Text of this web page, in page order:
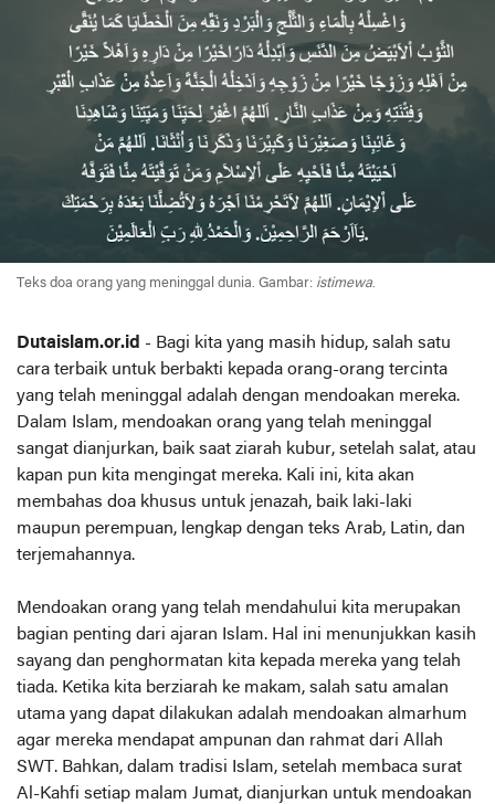
Teks doa orang yang meninggal dunia. Gambar: istimewa.
Dutaislam.or.id - Bagi kita yang masih hidup, salah satu
cara terbaik untuk berbakti kepada orang-orang tercinta
yang telah meninggal adalah dengan mendoakan mereka.
Dalam Islam, mendoakan orang yang telah meninggal
sangat dianjurkan, baik saat ziarah kubur, setelah salat, atau
kapan pun kita mengingat mereka. Kali ini, kita akan
membahas doa khusus untuk jenazah, baik laki-laki
maupun perempuan, lengkap dengan teks Arab, Latin, dan
terjemahannya.
Mendoakan orang yang telah mendahului kita merupakan
bagian penting dari ajaran Islam. Hal ini menunjukkan kasih
sayang dan penghormatan kita kepada mereka yang telah
tiada. Ketika kita berziarah ke makam, salah satu amalan
utama yang dapat dilakukan adalah mendoakan almarhum
agar mereka mendapat ampunan dan rahmat dari Allah
SWT. Bahkan, dalam tradisi Islam, setelah membaca surat
Al-Kahfi setiap malam Jumat, dianjurkan untuk mendoakan